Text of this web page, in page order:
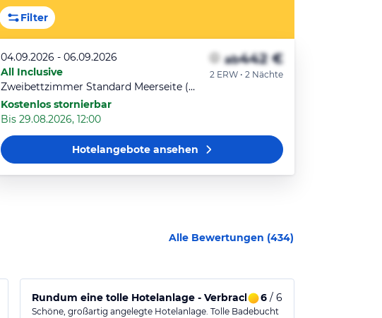
Filter
04.09.2026 - 06.09.2026
All Inclusive
Zweibettzimmer Standard Meerseite (Balkon)
Kostenlos stornierbar
Bis 29.08.2026, 12:00
ab442 €
2 ERW • 2 Nächte
Hotelangeboteansehen
Alle Bewertungen (434)
Rundum eine tolle Hotelanlage - Verbrachte hier bereits 4-mal
6/ 6
Schöne, großartig angelegte Hotelanlage. Tolle Badebucht